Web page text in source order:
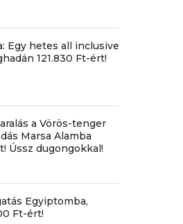
Egy hetes all inclusive
121.830 Ft-ért!
a Vörös-tenger
Marsa Alamba
Ússz dugongokkal!
Egyiptomba,
Ft-ért!